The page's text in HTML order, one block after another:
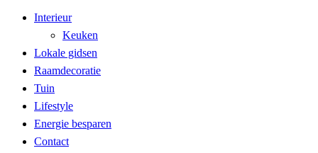
Interieur
Keuken
Lokale gidsen
Raamdecoratie
Tuin
Lifestyle
Energie besparen
Contact